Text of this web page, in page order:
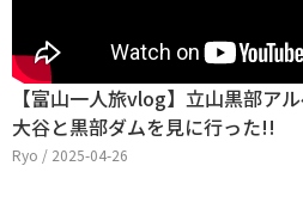
【富山一人旅vlog】立山黒部ア
大谷と黒部ダムを見に行った!!
Ryo / 2025-04-26